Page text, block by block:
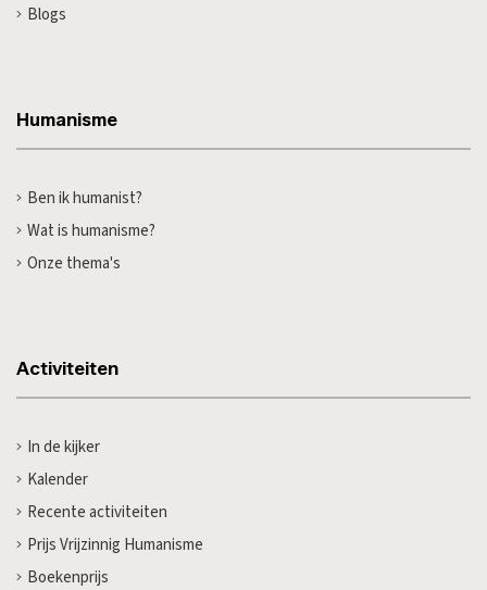
Blogs
Humanisme
Ben ik humanist?
Wat is humanisme?
Onze thema's
Activiteiten
In de kijker
Kalender
Recente activiteiten
Prijs Vrijzinnig Humanisme
Boekenprijs